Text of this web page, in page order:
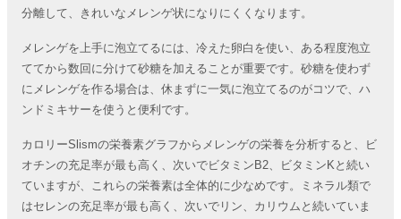
分離して、きれいなメレンゲ状になりにくくなります。
メレンゲを上手に泡立てるには、冷えた卵白を使い、ある程度泡立
ててから数回に分けて砂糖を加えることが重要です。砂糖を使わず
にメレンゲを作る場合は、休まずに一気に泡立てるのがコツで、ハ
ンドミキサーを使うと便利です。
カロリーSlismの栄養素グラフからメレンゲの栄養を分析すると、ビ
オチンの充足率が最も高く、次いでビタミンB2、ビタミンKと続い
ていますが、これらの栄養素は全体的に少なめです。ミネラル類で
はセレンの充足率が最も高く、次いでリン、カリウムと続いていま